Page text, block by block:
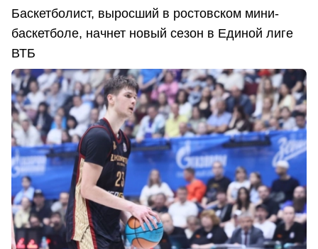
Баскетболист, выросший в ростовском мини-
баскетболе, начнет новый сезон в Единой лиге
ВТБ